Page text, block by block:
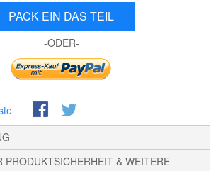
PACK EIN DAS TEIL
-ODER-
PRODUKTSICHERHEIT & WEITERE